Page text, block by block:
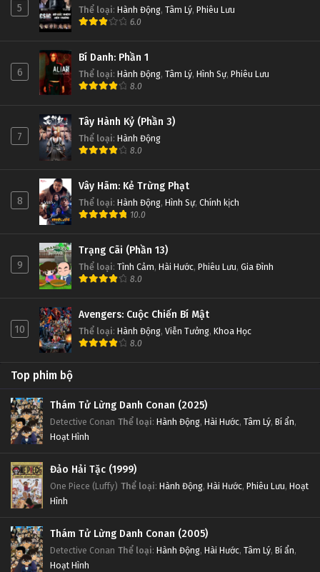
5 Thể loại: Hành Động, Tâm Lý, Phiêu Lưu
6.0
6
Bí Danh: Phần 1
Thể loại: Hành Động, Tâm Lý, Hình Sự, Phiêu Lưu
8.0
7
Tây Hành Kỷ (Phần 3)
Thể loại: Hành Động
8.0
8
Vây Hãm: Kẻ Trừng Phạt
Thể loại: Hành Động, Hình Sự, Chính kịch
10.0
9
Trạng Cãi (Phần 13)
Thể loại: Tình Cảm, Hài Hước, Phiêu Lưu, Gia Đình
8.0
10
Avengers: Cuộc Chiến Bí Mật
Thể loại: Hành Động, Viễn Tưởng, Khoa Học
8.0
Top phim bộ
Thám Tử Lừng Danh Conan (2025)
Detective Conan Thể loại: Hành Động, Hài Hước, Tâm Lý, Bí ẩn,
Hoạt Hình
Đảo Hải Tặc (1999)
One Piece (Luffy) Thể loại: Hành Động, Hài Hước, Phiêu Lưu, Hoạt
Hình
Thám Tử Lừng Danh Conan (2005)
Detective Conan Thể loại: Hành Động, Hài Hước, Tâm Lý, Bí ẩn,
Hoạt Hình